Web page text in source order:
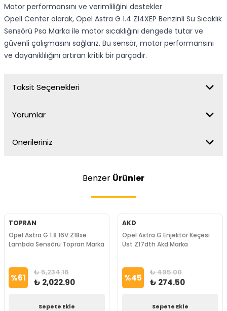
Motor performansını ve verimliliğini destekler
Opell Center olarak, Opel Astra G 1.4 Z14XEP Benzinli Su Sıcaklık
Sensörü Psa Marka ile motor sıcaklığını dengede tutar ve
güvenli çalışmasını sağlarız. Bu sensör, motor performansını
ve dayanıklılığını artıran kritik bir parçadır.
Taksit Seçenekleri
Yorumlar
Önerileriniz
Benzer Ürünler
TOPRAN
Opel Astra G 1.8 16V Z18xe
Lambda Sensörü Topran Marka
%61 ₺ 5,234.16
₺ 2,022.90
Sepete Ekle
AKD
Opel Astra G Enjektör Keçesi
Üst Z17dth Akd Marka
%45 ₺ 495.00
₺ 274.50
Sepete Ekle